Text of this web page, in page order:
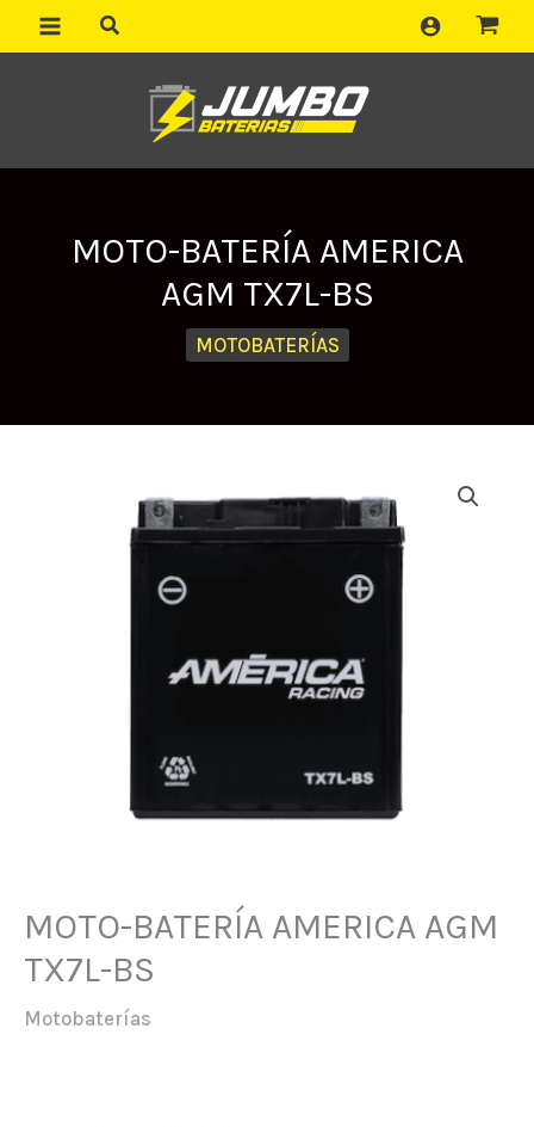
al
MOTO-BATERÍA AMERICA
AGM TX7L-BS
MOTOBATERÍAS
MOTO-BATERÍA AMERICA AGM
TX7L-BS
Motobaterías